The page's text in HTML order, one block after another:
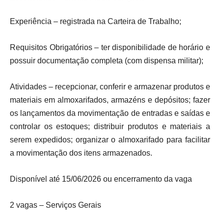
Experiência – registrada na Carteira de Trabalho;
Requisitos Obrigatórios – ter disponibilidade de horário e
possuir documentação completa (com dispensa militar);
Atividades – recepcionar, conferir e armazenar produtos e
materiais em almoxarifados, armazéns e depósitos; fazer
os lançamentos da movimentação de entradas e saídas e
controlar os estoques; distribuir produtos e materiais a
serem expedidos; organizar o almoxarifado para facilitar
a movimentação dos itens armazenados.
Disponível até 15/06/2026 ou encerramento da vaga
2 vagas – Serviços Gerais